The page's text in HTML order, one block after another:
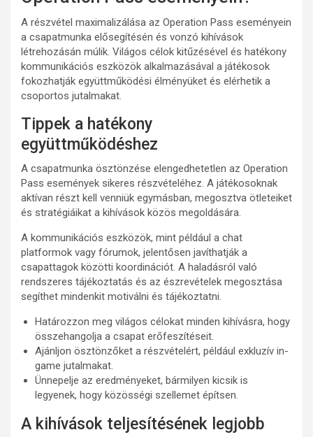
A részvétel maximalizálása az Operation Pass eseményein
a csapatmunka elősegítésén és vonzó kihívások
létrehozásán múlik. Világos célok kitűzésével és hatékony
kommunikációs eszközök alkalmazásával a játékosok
fokozhatják együttműködési élményüket és elérhetik a
csoportos jutalmakat.
Tippek a hatékony
együttműködéshez
A csapatmunka ösztönzése elengedhetetlen az Operation
Pass események sikeres részvételéhez. A játékosoknak
aktívan részt kell venniük egymásban, megosztva ötleteiket
és stratégiáikat a kihívások közös megoldására.
A kommunikációs eszközök, mint például a chat
platformok vagy fórumok, jelentősen javíthatják a
csapattagok közötti koordinációt. A haladásról való
rendszeres tájékoztatás és az észrevételek megosztása
segíthet mindenkit motiválni és tájékoztatni.
Határozzon meg világos célokat minden kihívásra, hogy
összehangolja a csapat erőfeszítéseit.
Ajánljon ösztönzőket a részvételért, például exkluzív in-
game jutalmakat.
Ünnepelje az eredményeket, bármilyen kicsik is
legyenek, hogy közösségi szellemet építsen.
A kihívások teljesítésének legjobb